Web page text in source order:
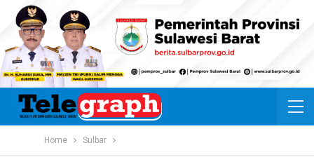
Home Sulbar